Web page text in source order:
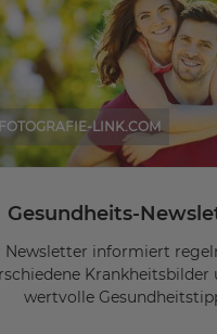
LINK.COM
Gesundheits-
Newsletter informiert
Krankheitsbilder
wertvolle